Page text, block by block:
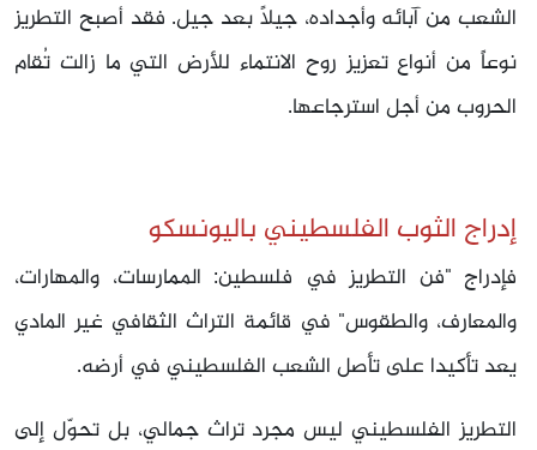
الشعب من آبائه وأجداده، جيلًا بعد جيل. فقد أصبح التطريز
نوعاً من أنواع تعزيز روح الانتماء للأرض التي ما زالت تُقام
الحروب من أجل استرجاعها.
إدراج الثوب الفلسطيني باليونسكو
فإدراج "فن التطريز في فلسطين: الممارسات، والمهارات،
والمعارف، والطقوس" في قائمة التراث الثقافي غير المادي
يعد تأكيدا على تأصل الشعب الفلسطيني في أرضه.
التطريز الفلسطيني ليس مجرد تراث جمالي، بل تحوّل إلى